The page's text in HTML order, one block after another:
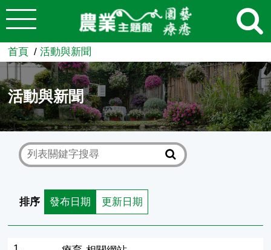
跳到主要內容
農業知識入口網
首頁 活動與新聞
活動與新聞
排序 發布日期 更新日期